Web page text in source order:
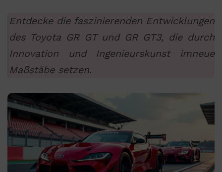
Entdecke die faszinierenden Entwicklungen
des Toyota GR GT und GR GT3, die durch
Innovation und Ingenieurskunst imneue
Maßstäbe setzen.